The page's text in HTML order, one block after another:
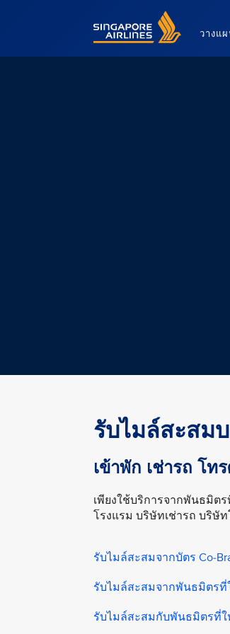
Singapore Airlines Home
วางแ
รับไมล์สะสม
เข้าพัก เช่ารถ โ
เพียงใช้บริการจากพันธมิต
โรงแรม บริษัทเช่ารถ บริษั
รับไมล์สะสมจากบัตร Co-
รับไมล์สะสมจากพันธมิตรที่
รับไมล์สะสมกับพันธมิตรที่